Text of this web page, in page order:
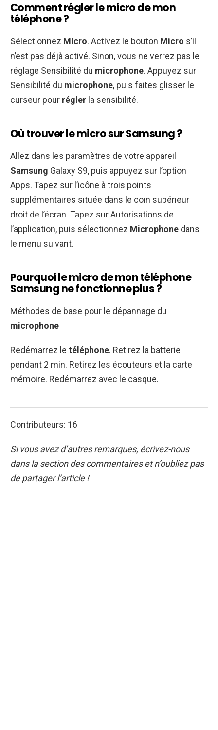
Comment régler le micro de mon
téléphone ?
Sélectionnez Micro. Activez le bouton Micro s’il
n’est pas déjà activé. Sinon, vous ne verrez pas le
réglage Sensibilité du microphone. Appuyez sur
Sensibilité du microphone, puis faites glisser le
curseur pour régler la sensibilité.
Où trouver le micro sur Samsung ?
Allez dans les paramètres de votre appareil
Samsung Galaxy S9, puis appuyez sur l’option
Apps. Tapez sur l’icône à trois points
supplémentaires située dans le coin supérieur
droit de l’écran. Tapez sur Autorisations de
l’application, puis sélectionnez Microphone dans
le menu suivant.
Pourquoi le micro de mon téléphone
Samsung ne fonctionne plus ?
Méthodes de base pour le dépannage du
microphone
Redémarrez le téléphone. Retirez la batterie
pendant 2 min. Retirez les écouteurs et la carte
mémoire. Redémarrez avec le casque.
Contributeurs: 16
Si vous avez d’autres remarques, écrivez-nous
dans la section des commentaires et n’oubliez pas
de partager l’article !